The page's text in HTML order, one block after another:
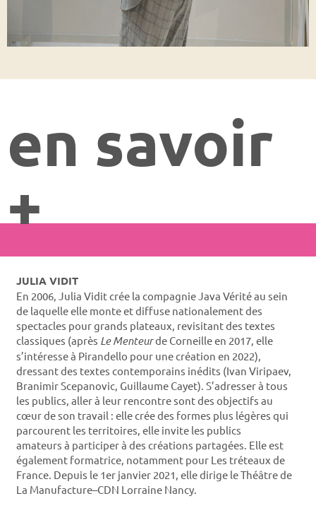
en savoir
+
JULIA VIDIT
En 2006, Julia Vidit crée la compagnie Java Vérité au sein
de laquelle elle monte et diffuse nationalement des
spectacles pour grands plateaux, revisitant des textes
classiques (après Le Menteurde Corneille en 2017, elle
s’intéresse à Pirandello pour une création en 2022),
dressant des textes contemporains inédits (Ivan Viripaev,
Branimir Scepanovic, Guillaume Cayet). S’adresser à tous
les publics, aller à leur rencontre sont des objectifs au
cœur de son travail : elle crée des formes plus légères qui
parcourent les territoires, elle invite les publics
amateurs à participer à des créations partagées. Elle est
également formatrice, notamment pour Les tréteaux de
France. Depuis le 1er janvier 2021, elle dirige le Théâtre de
La Manufacture–CDN Lorraine Nancy.